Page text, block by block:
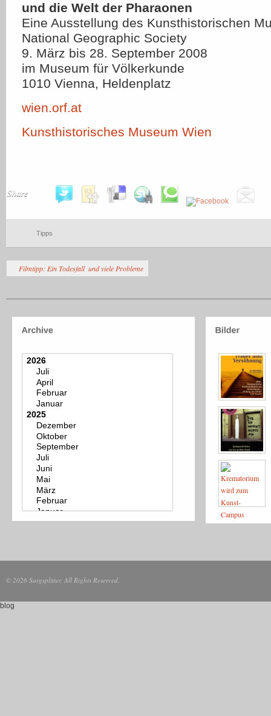
und die Welt der Pharaonen
Eine Ausstellung des Kunsthistorischen
National Geographic Society
9. März bis 28. September 2008
im Museum für Völkerkunde
1010 Vienna, Heldenplatz
wien.orf.at
Kunsthistorisches Museum Wien
Share
Tipps
Filmtipp: Ein Todesfall  und viele Probleme
© 2026 Sargsplitter. All Rights Reserved.
blog